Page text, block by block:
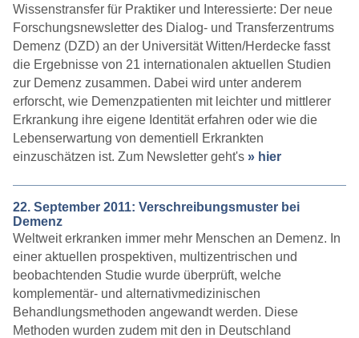
Wissenstransfer für Praktiker und Interessierte: Der neue
Forschungsnewsletter des Dialog- und Transferzentrums
Demenz (DZD) an der Universität Witten/Herdecke fasst
die Ergebnisse von 21 internationalen aktuellen Studien
zur Demenz zusammen. Dabei wird unter anderem
erforscht, wie Demenzpatienten mit leichter und mittlerer
Erkrankung ihre eigene Identität erfahren oder wie die
Lebenserwartung von dementiell Erkrankten
einzuschätzen ist. Zum Newsletter geht's » hier
22. September 2011: Verschreibungsmuster bei
Demenz
Weltweit erkranken immer mehr Menschen an Demenz. In
einer aktuellen prospektiven, multizentrischen und
beobachtenden Studie wurde überprüft, welche
komplementär- und alternativmedizinischen
Behandlungsmethoden angewandt werden. Diese
Methoden wurden zudem mit den in Deutschland